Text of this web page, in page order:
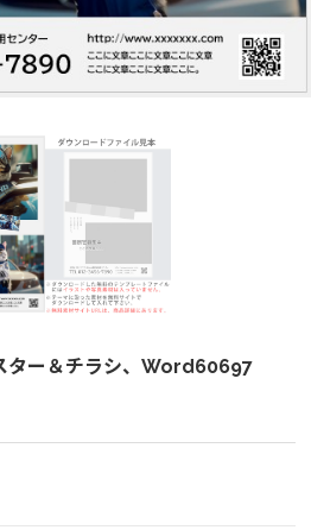
ター＆チラシ、Word60697